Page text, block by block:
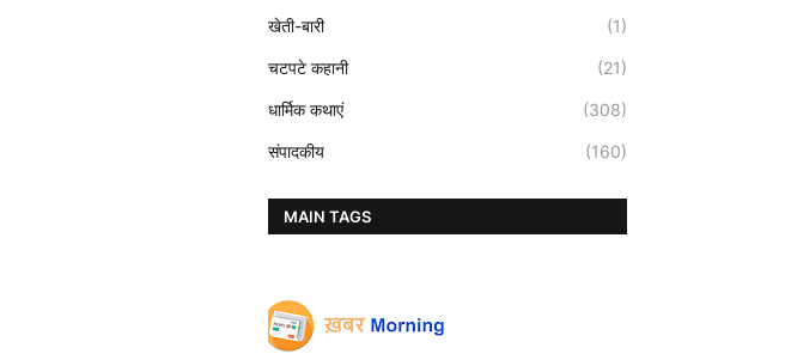
खेती-बारी (1)
चटपटे कहानी (21)
धार्मिक कथाएं (308)
संपादकीय (160)
MAIN TAGS